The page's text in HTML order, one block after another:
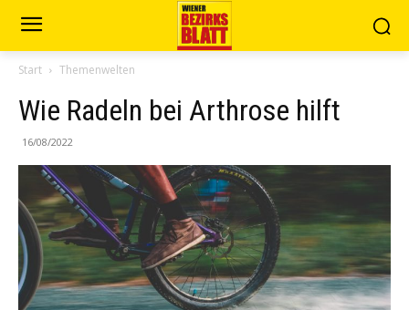
Start Themenwelten
Wie Radeln bei Arthrose hilft
16/08/2022